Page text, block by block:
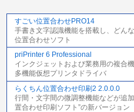
すごい位置合わせPRO14
手書き文字認識機能を搭載し、どん
位置合わせソフト
priPrinter 6 Professional
インクジェットおよび業務用の複合
多機能仮想プリンタドライバ
らくちん位置合わせ印刷2 2.0.0.0
行間・文字間の微調整機能などが追
置合わせ印刷ソフト”の新バージョン